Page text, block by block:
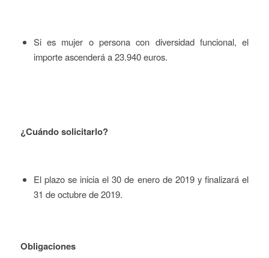
Si es mujer o persona con diversidad funcional, el
importe ascenderá a 23.940 euros.
¿Cuándo solicitarlo?
El plazo se inicia el 30 de enero de 2019 y finalizará el
31 de octubre de 2019.
Obligaciones